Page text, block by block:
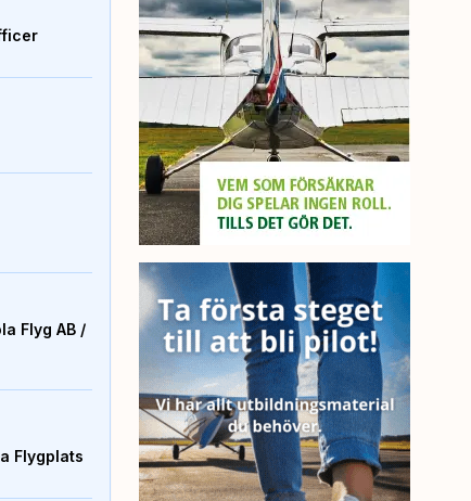
Flyg AB /
Flygplats